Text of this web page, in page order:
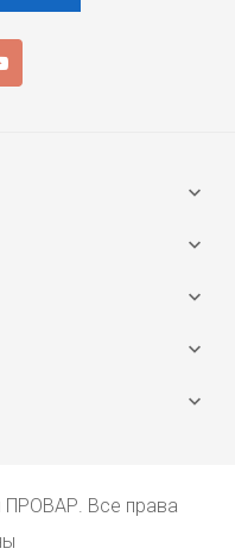





ПРОВАР. Все права